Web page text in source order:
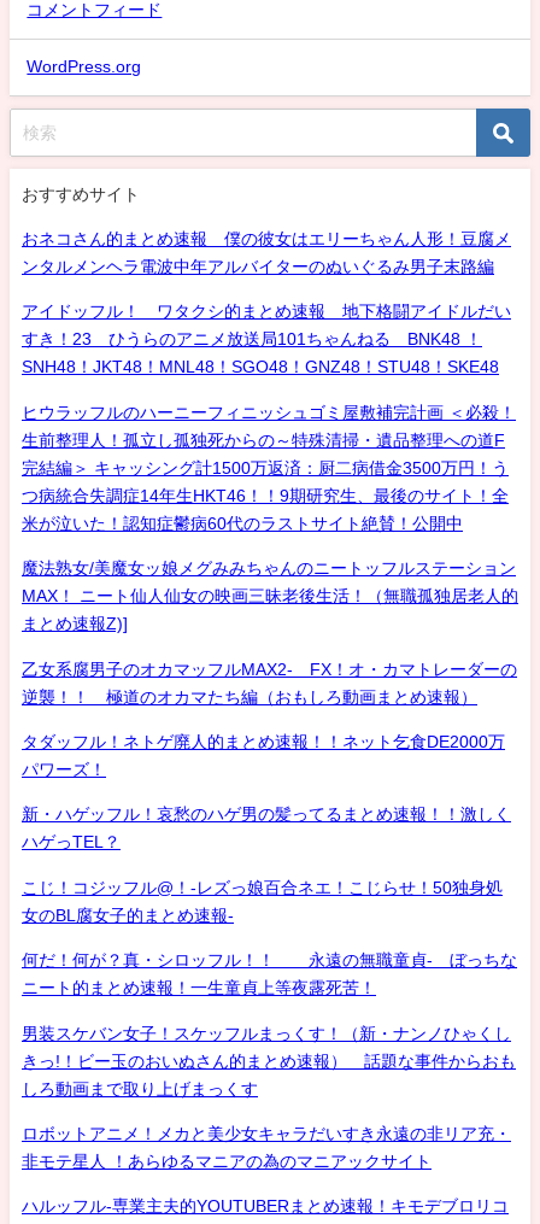
コメントフィード
WordPress.org
おすすめサイト
おネコさん的まとめ速報 僕の彼女はエリーちゃん人形！豆腐メ
ンタルメンヘラ電波中年アルバイターのぬいぐるみ男子末路編
アイドッフル！ ワタクシ的まとめ速報 地下格闘アイドルだい
すき！23 ひうらのアニメ放送局101ちゃんねる BNK48 ！
SNH48！JKT48！MNL48！SGO48！GNZ48！STU48！SKE48
ヒウラッフルのハーニーフィニッシュゴミ屋敷補完計画 ＜必殺！
生前整理人！孤立し孤独死からの～特殊清掃・遺品整理への道F
完結編＞ キャッシング計1500万返済：厨二病借金3500万円！う
つ病統合失調症14年生HKT46！！9期研究生、最後のサイト！全
米が泣いた！認知症鬱病60代のラストサイト絶賛！公開中
魔法熟女/美魔女ッ娘メグみみちゃんのニートッフルステーション
MAX！ ニート仙人仙女の映画三昧老後生活！（無職孤独居老人的
まとめ速報Z)]
乙女系腐男子のオカマッフルMAX2- FX！オ・カマトレーダーの
逆襲！！ 極道のオカマたち編（おもしろ動画まとめ速報）
タダッフル！ネトゲ廃人的まとめ速報！！ネット乞食DE2000万
パワーズ！
新・ハゲッフル！哀愁のハゲ男の髪ってるまとめ速報！！激しく
ハゲっTEL？
こじ！コジッフル@！-レズっ娘百合ネエ！こじらせ！50独身処
女のBL腐女子的まとめ速報-
何だ！何が？真・シロッフル！！ 永遠の無職童貞- ぼっちな
ニート的まとめ速報！一生童貞上等夜露死苦！
男装スケバン女子！スケッフルまっくす！（新・ナンノひゃくし
きっ!！ビー玉のおいぬさん的まとめ速報） 話題な事件からおも
しろ動画まで取り上げまっくす
ロボットアニメ！メカと美少女キャラだいすき永遠の非リア充・
非モテ星人 ！あらゆるマニアの為のマニアックサイト
ハルッフル-専業主夫的YOUTUBERまとめ速報！キモデブロリコ